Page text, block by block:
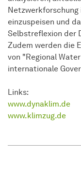
Netzwerkforschung
einzuspeisen und
Selbstreflexion der
Zudem werden die
von "Regional
internationale
Links:
www.dynaklim.de
www.klimzug.de